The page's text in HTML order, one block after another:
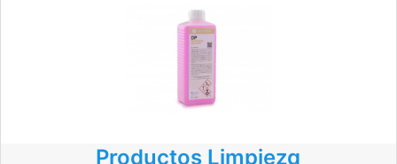
Productos Limpieza